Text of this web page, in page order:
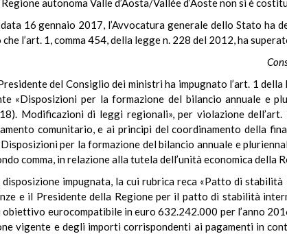
autonoma Valle d’Aosta/Vallée d’Aoste non si è
16 gennaio 2017, l’Avvocatura generale dello Stato ha
l’art. 1, comma 454, della legge n. 228 del 2012, ha
del Consiglio dei ministri ha impugnato l’art. 1
«Disposizioni per la formazione del bilancio annuale e
Modificazioni di leggi regionali», per violazione
comunitario, e ai principi del coordinamento della
per la formazione del bilancio annuale e
comma, in relazione alla tutela dell’unità economica della
disposizione impugnata, la cui rubrica reca «Patto di
e il Presidente della Regione per il patto di stabilità
eurocompatibile in euro 632.242.000 per l’anno
vigente e degli importi corrispondenti ai pagamenti in